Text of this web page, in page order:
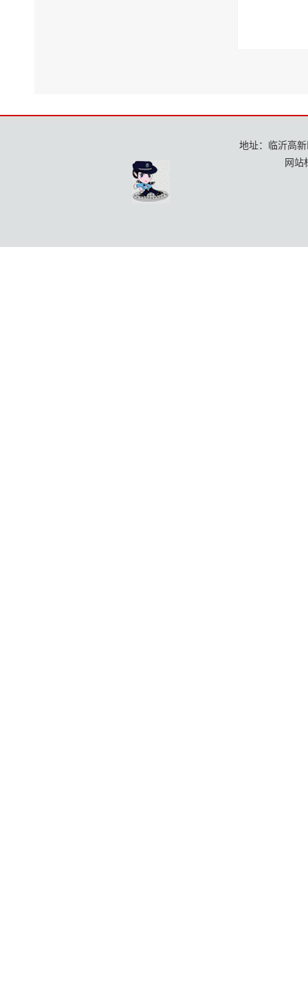
地址：临沂高
网站